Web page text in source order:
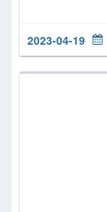
2023-04-19